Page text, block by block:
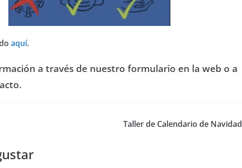
aquí.
a través de nuestro formulario en la web o a
Taller de Calendario de Navidad